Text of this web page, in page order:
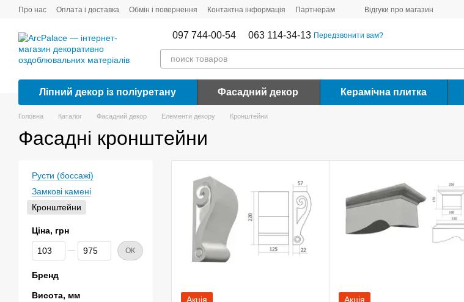
Перейти до основного контенту
Про нас Оплата і доставка Обмін і повернення Контактна інформація Партнерам Відгуки про магазин
097 744-00-54 063 114-34-13 Передзвонити вам?
Ліпний декор із поліуретану Фасадний декор Керамічна плитка
Головна Каталог Фасадний декор Елементи декору Кронштейни
Фасадні кронштейни
Акція
Акція
Русти (боссажі)
Замкові камені
Кронштейни
Ціна, грн
Від Ціна, грн
До Ціна, грн ОК
Бренд
Висота, мм